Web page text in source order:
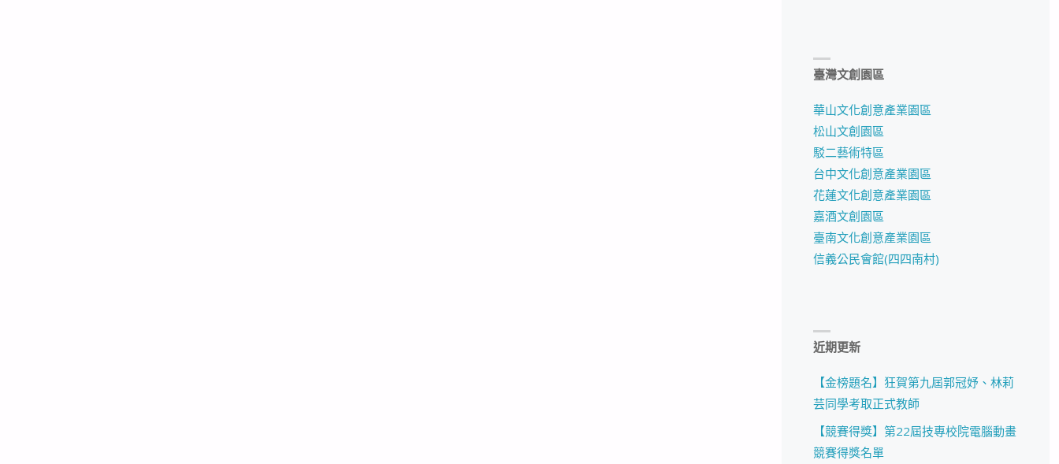
臺灣文創園區
華山文化創意產業園區
松山文創園區
駁二藝術特區
台中文化創意產業園區
花蓮文化創意產業園區
嘉酒文創園區
臺南文化創意產業園區
信義公民會館(四四南村)
近期更新
【金榜題名】狂賀第九屆郭冠妤、林莉
芸同學考取正式教師
【競賽得獎】第22屆技專校院電腦動畫
競賽得獎名單